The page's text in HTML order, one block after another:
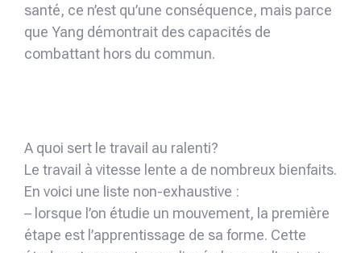
santé, ce n’est qu’une conséquence, mais parce
que Yang démontrait des capacités de
combattant hors du commun.
A quoi sert le travail au ralenti?
Le travail à vitesse lente a de nombreux bienfaits.
En voici une liste non-exhaustive :
– lorsque l’on étudie un mouvement, la première
étape est l’apprentissage de sa forme. Cette